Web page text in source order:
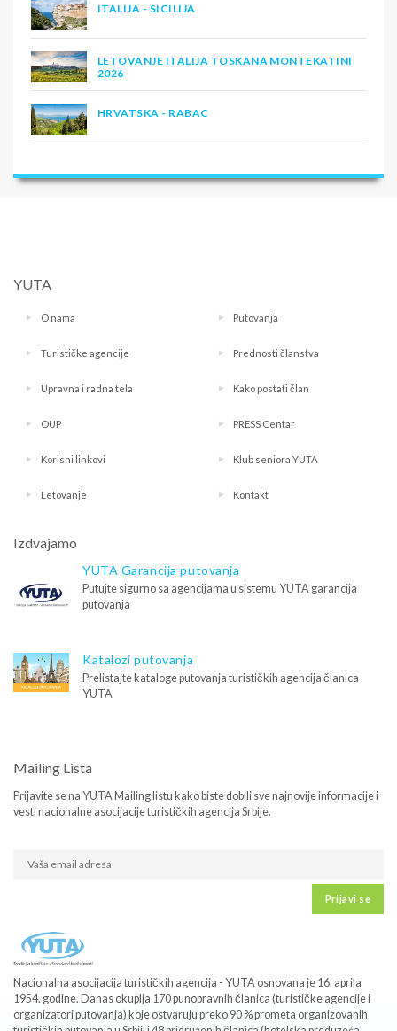
ITALIJA - SICILIJA
LETOVANJE ITALIJA TOSKANA MONTEKATINI
2026
HRVATSKA - RABAC
YUTA
O nama Putovanja
Turističke agencije Prednosti članstva
Upravna i radna tela Kako postati član
OUP PRESS Centar
Korisni linkovi Klub seniora YUTA
Letovanje Kontakt
Izdvajamo
YUTA Garancija putovanja
Putujte sigurno sa agencijama u sistemu YUTA garancija
putovanja
Katalozi putovanja
Prelistajte kataloge putovanja turističkih agencija članica
YUTA
Mailing Lista
Prijavite se na YUTA Mailing listu kako biste dobili sve najnovije informacije i
vesti nacionalne asocijacije turističkih agencija Srbije.
Prijavi se
Nacionalna asocijacija turističkih agencija - YUTA osnovana je 16. aprila
1954. godine. Danas okuplja 170 punopravnih članica (turističke agencije i
organizatori putovanja) koje ostvaruju preko 90 % prometa organizovanih